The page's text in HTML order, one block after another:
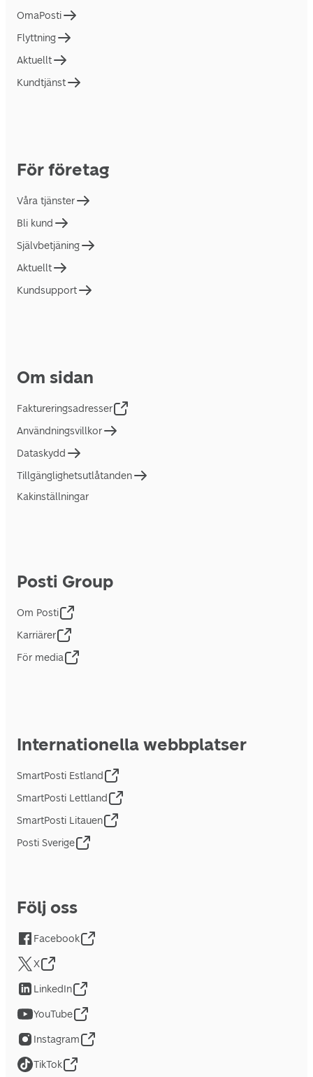
OmaPosti
Flyttning
Aktuellt
Kundtjänst
För företag
Våra tjänster
Bli kund
Självbetjäning
Aktuellt
Kundsupport
Om sidan
Faktureringsadresser
Användningsvillkor
Dataskydd
Tillgänglighetsutlåtanden
Kakinställningar
Posti Group
Om Posti
Karriärer
För media
Internationella webbplatser
SmartPosti Estland
SmartPosti Lettland
SmartPosti Litauen
Posti Sverige
Följ oss
Facebook
X
LinkedIn
YouTube
Instagram
TikTok